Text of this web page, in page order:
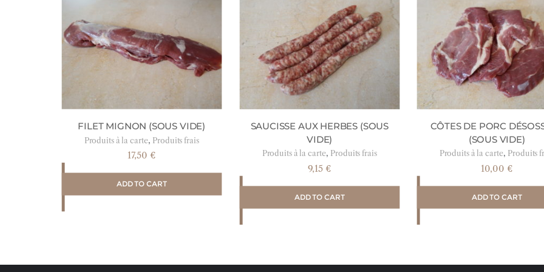
FILET MIGNON (SOUS VIDE)
Produits à la carte, Produits frais
17,50 €
ADD TO CART
SAUCISSE AUX HERBES (SOUS
VIDE)
Produits à la carte, Produits frais
9,15 €
ADD TO CART
CÔTES DE PORC
(SOUS VIDE)
Produits à la carte, Produits
10,00 €
ADD TO CART